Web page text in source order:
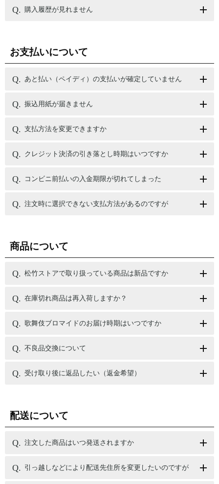
購入履歴が見れません
お支払いについて
あと払い（ペイディ）の支払いが確定していません
振込用紙が届きません
支払方法を変更できますか
クレジット決済の引き落とし時期はいつですか
コンビニ前払いの入金期限が切れてしまった
注文時に選択できない支払方法があるのですが
商品について
松竹ストアで取り扱っている商品は新品ですか
在庫切れ商品は再入荷しますか？
歌舞伎ブロマイドのお届け時期はいつですか
不良品交換について
受け取り後に返品したい（返金希望）
配送について
注文した商品はいつ発送されますか
引っ越しなどにより配送先住所を変更したいのですが